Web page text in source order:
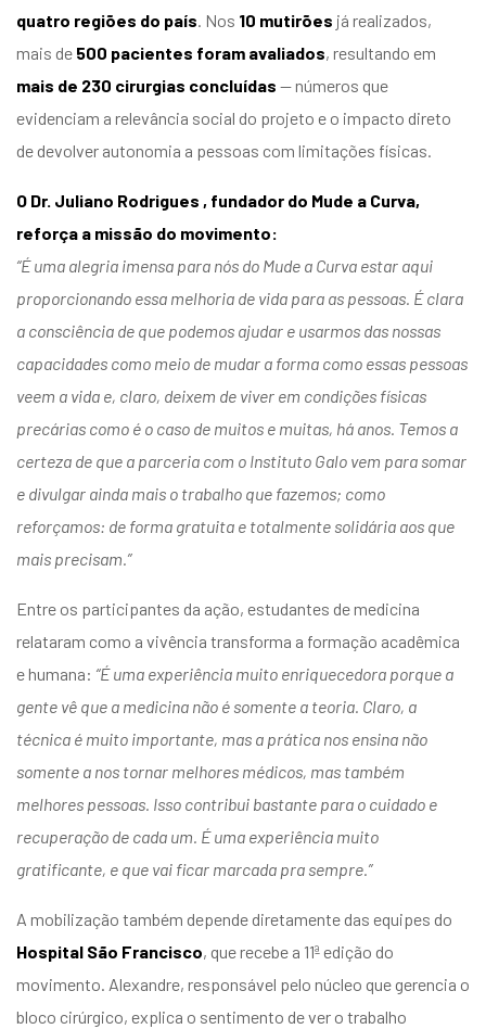
quatro regiões do país. Nos 10 mutirões já realizados,
mais de 500 pacientes foram avaliados, resultando em
mais de 230 cirurgias concluídas — números que
evidenciam a relevância social do projeto e o impacto direto
de devolver autonomia a pessoas com limitações físicas.
O Dr. Juliano Rodrigues , fundador do Mude a Curva,
reforça a missão do movimento:
“É uma alegria imensa para nós do Mude a Curva estar aqui
proporcionando essa melhoria de vida para as pessoas. É clara
a consciência de que podemos ajudar e usarmos das nossas
capacidades como meio de mudar a forma como essas pessoas
veem a vida e, claro, deixem de viver em condições físicas
precárias como é o caso de muitos e muitas, há anos. Temos a
certeza de que a parceria com o Instituto Galo vem para somar
e divulgar ainda mais o trabalho que fazemos; como
reforçamos: de forma gratuita e totalmente solidária aos que
mais precisam.”
Entre os participantes da ação, estudantes de medicina
relataram como a vivência transforma a formação acadêmica
e humana: “É uma experiência muito enriquecedora porque a
gente vê que a medicina não é somente a teoria. Claro, a
técnica é muito importante, mas a prática nos ensina não
somente a nos tornar melhores médicos, mas também
melhores pessoas. Isso contribui bastante para o cuidado e
recuperação de cada um. É uma experiência muito
gratificante, e que vai ficar marcada pra sempre.”
A mobilização também depende diretamente das equipes do
Hospital São Francisco, que recebe a 11ª edição do
movimento. Alexandre, responsável pelo núcleo que gerencia o
bloco cirúrgico, explica o sentimento de ver o trabalho